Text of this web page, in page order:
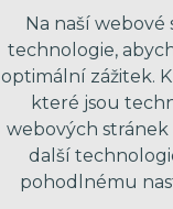
Na naší
technologie,
optimální zážitek.
které jsou
webových
další
pohodlnému